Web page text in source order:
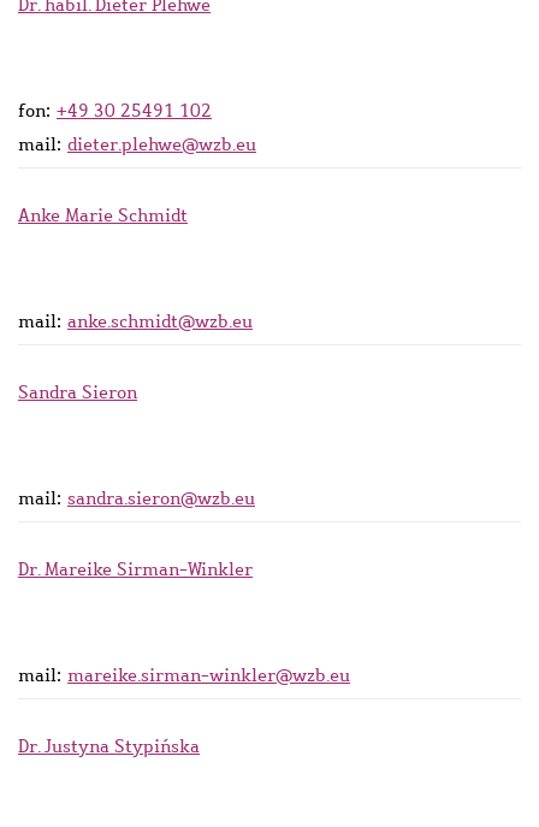
fon: +49 30 25491 102
mail: dieter.plehwe@wzb.eu
Anke Marie Schmidt
mail: anke.schmidt@wzb.eu
Sandra Sieron
mail: sandra.sieron@wzb.eu
Dr. Mareike Sirman-Winkler
mail: mareike.sirman-winkler@wzb.eu
Dr. Justyna Stypińska